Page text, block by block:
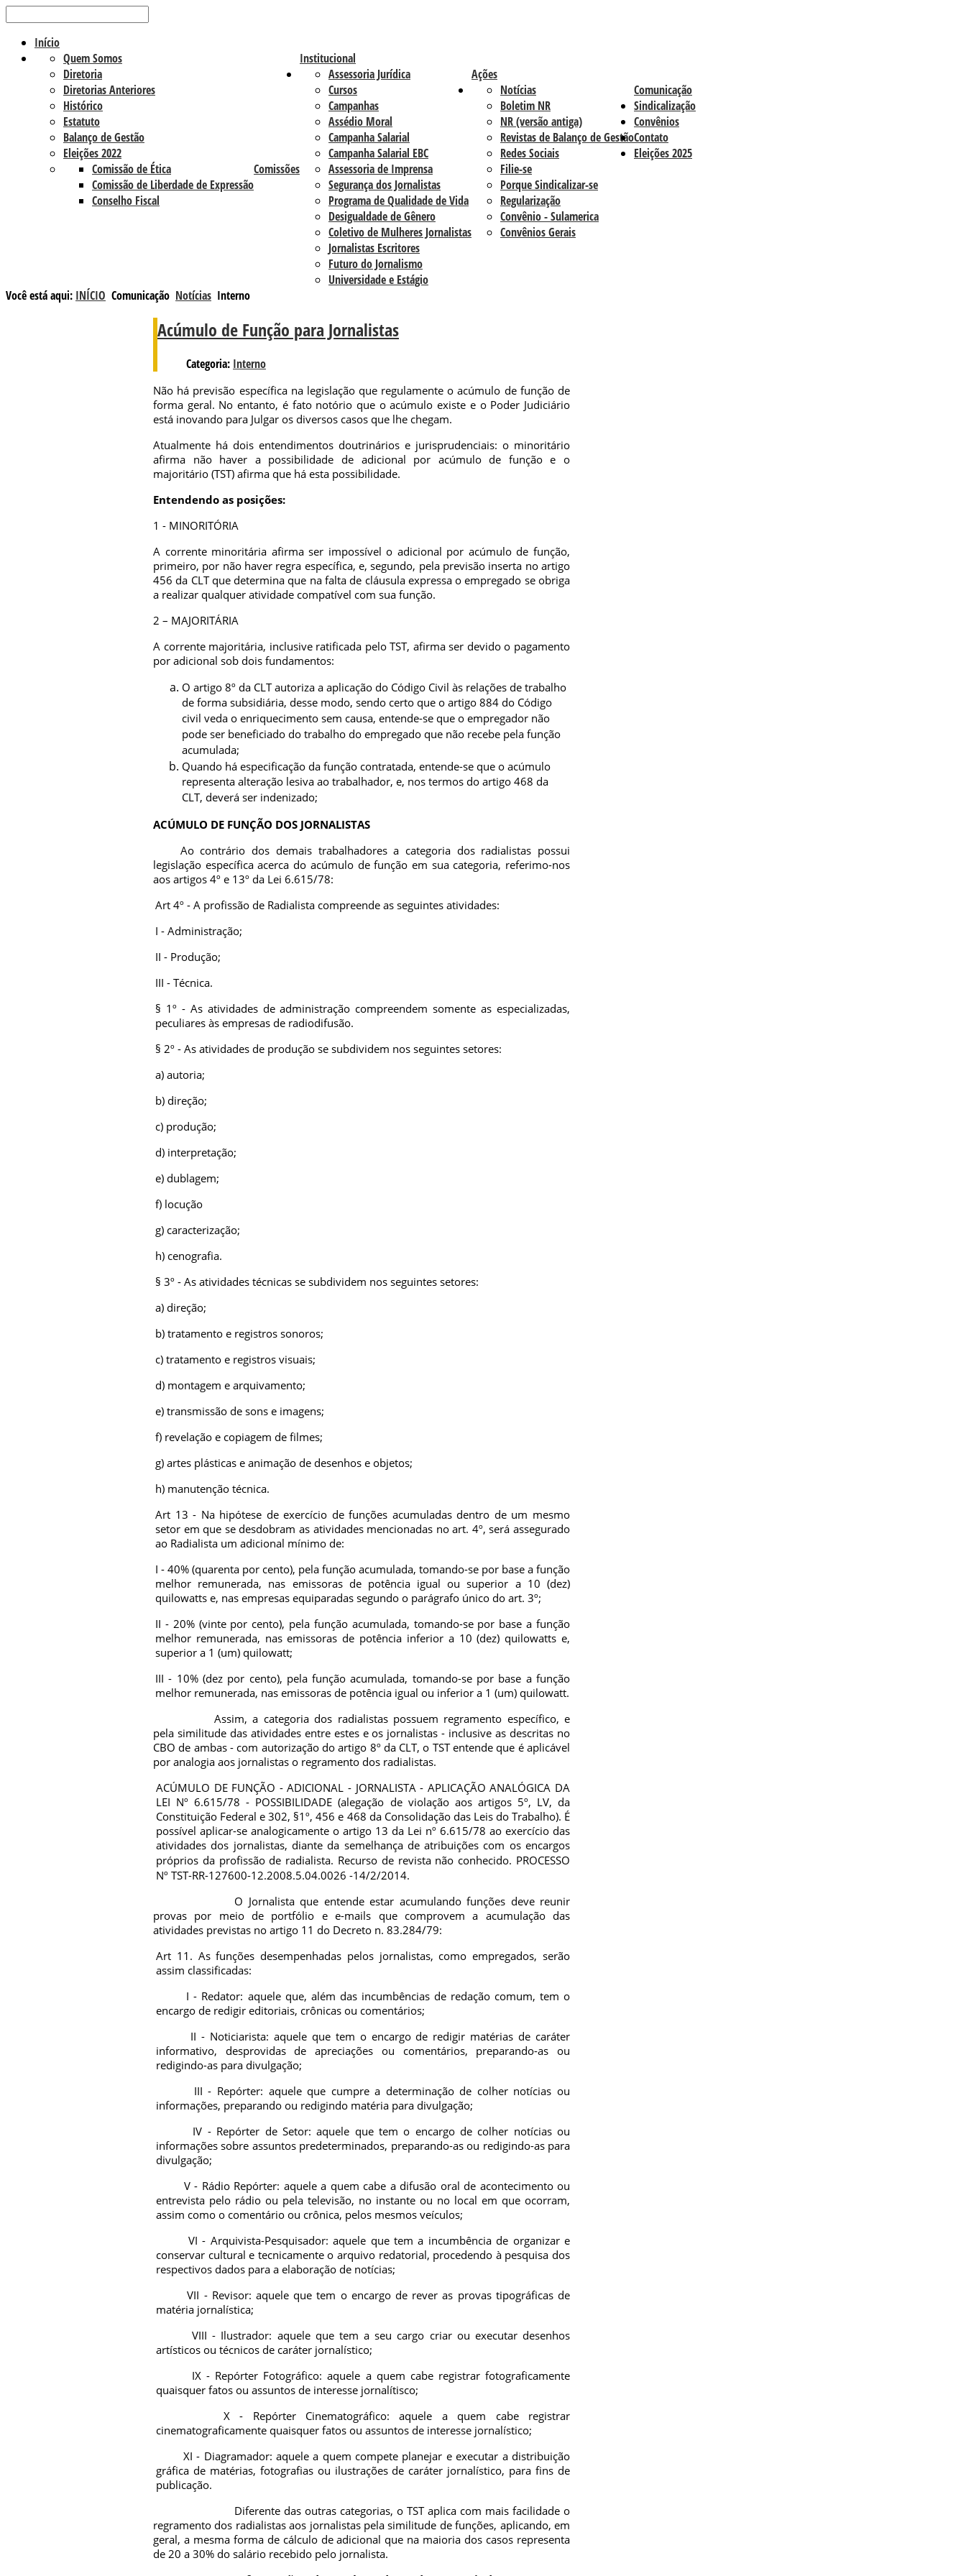
Início
Institucional
Quem Somos
Diretoria
Diretorias Anteriores
Histórico
Estatuto
Balanço de Gestão
Eleições 2022
Comissões
Comissão de Ética
Comissão de Liberdade de Expressão
Conselho Fiscal
Ações
Assessoria Jurídica
Cursos
Campanhas
Assédio Moral
Campanha Salarial
Campanha Salarial EBC
Assessoria de Imprensa
Segurança dos Jornalistas
Programa de Qualidade de Vida
Desigualdade de Gênero
Coletivo de Mulheres Jornalistas
Jornalistas Escritores
Futuro do Jornalismo
Universidade e Estágio
Comunicação
Notícias
Boletim NR
NR (versão antiga)
Revistas de Balanço de Gestão
Redes Sociais
Sindicalização
Filie-se
Porque Sindicalizar-se
Regularização
Convênios
Convênio - Sulamerica
Convênios Gerais
Contato
Eleições 2025
Você está aqui: INÍCIO Comunicação Notícias Interno
Acúmulo de Função para Jornalistas
Categoria: Interno
Não há previsão específica na legislação que regulamente o acúmulo de função de
forma geral. No entanto, é fato notório que o acúmulo existe e o Poder Judiciário
está inovando para Julgar os diversos casos que lhe chegam.
Atualmente há dois entendimentos doutrinários e jurisprudenciais: o minoritário
afirma não haver a possibilidade de adicional por acúmulo de função e o
majoritário (TST) afirma que há esta possibilidade.
Entendendo as posições:
1 - MINORITÓRIA
A corrente minoritária afirma ser impossível o adicional por acúmulo de função,
primeiro, por não haver regra específica, e, segundo, pela previsão inserta no artigo
456 da CLT que determina que na falta de cláusula expressa o empregado se obriga
a realizar qualquer atividade compatível com sua função.
2 – MAJORITÁRIA
A corrente majoritária, inclusive ratificada pelo TST, afirma ser devido o pagamento
por adicional sob dois fundamentos:
O artigo 8º da CLT autoriza a aplicação do Código Civil às relações de trabalho
de forma subsidiária, desse modo, sendo certo que o artigo 884 do Código
civil veda o enriquecimento sem causa, entende-se que o empregador não
pode ser beneficiado do trabalho do empregado que não recebe pela função
acumulada;
Quando há especificação da função contratada, entende-se que o acúmulo
representa alteração lesiva ao trabalhador, e, nos termos do artigo 468 da
CLT, deverá ser indenizado;
ACÚMULO DE FUNÇÃO DOS JORNALISTAS
Ao contrário dos demais trabalhadores a categoria dos radialistas possui
legislação específica acerca do acúmulo de função em sua categoria, referimo-nos
aos artigos 4º e 13º da Lei 6.615/78:
Art 4º - A profissão de Radialista compreende as seguintes atividades:
I - Administração;
II - Produção;
III - Técnica.
§ 1º - As atividades de administração compreendem somente as especializadas,
peculiares às empresas de radiodifusão.
§ 2º - As atividades de produção se subdividem nos seguintes setores:
a) autoria;
b) direção;
c) produção;
d) interpretação;
e) dublagem;
f) locução
g) caracterização;
h) cenografia.
§ 3º - As atividades técnicas se subdividem nos seguintes setores:
a) direção;
b) tratamento e registros sonoros;
c) tratamento e registros visuais;
d) montagem e arquivamento;
e) transmissão de sons e imagens;
f) revelação e copiagem de filmes;
g) artes plásticas e animação de desenhos e objetos;
h) manutenção técnica.
Art 13 - Na hipótese de exercício de funções acumuladas dentro de um mesmo
setor em que se desdobram as atividades mencionadas no art. 4º, será assegurado
ao Radialista um adicional mínimo de:
I - 40% (quarenta por cento), pela função acumulada, tomando-se por base a função
melhor remunerada, nas emissoras de potência igual ou superior a 10 (dez)
quilowatts e, nas empresas equiparadas segundo o parágrafo único do art. 3º;
II - 20% (vinte por cento), pela função acumulada, tomando-se por base a função
melhor remunerada, nas emissoras de potência inferior a 10 (dez) quilowatts e,
superior a 1 (um) quilowatt;
III - 10% (dez por cento), pela função acumulada, tomando-se por base a função
melhor remunerada, nas emissoras de potência igual ou inferior a 1 (um) quilowatt.
Assim, a categoria dos radialistas possuem regramento específico, e
pela similitude das atividades entre estes e os jornalistas - inclusive as descritas no
CBO de ambas - com autorização do artigo 8º da CLT, o TST entende que é aplicável
por analogia aos jornalistas o regramento dos radialistas.
ACÚMULO DE FUNÇÃO - ADICIONAL - JORNALISTA - APLICAÇÃO ANALÓGICA DA
LEI Nº 6.615/78 - POSSIBILIDADE (alegação de violação aos artigos 5º, LV, da
Constituição Federal e 302, §1º, 456 e 468 da Consolidação das Leis do Trabalho). É
possível aplicar-se analogicamente o artigo 13 da Lei nº 6.615/78 ao exercício das
atividades dos jornalistas, diante da semelhança de atribuições com os encargos
próprios da profissão de radialista. Recurso de revista não conhecido. PROCESSO
Nº TST-RR-127600-12.2008.5.04.0026 -14/2/2014.
O Jornalista que entende estar acumulando funções deve reunir
provas por meio de portfólio e e-mails que comprovem a acumulação das
atividades previstas no artigo 11 do Decreto n. 83.284/79:
Art 11. As funções desempenhadas pelos jornalistas, como empregados, serão
assim classificadas:
I - Redator: aquele que, além das incumbências de redação comum, tem o
encargo de redigir editoriais, crônicas ou comentários;
II - Noticiarista: aquele que tem o encargo de redigir matérias de caráter
informativo, desprovidas de apreciações ou comentários, preparando-as ou
redigindo-as para divulgação;
III - Repórter: aquele que cumpre a determinação de colher notícias ou
informações, preparando ou redigindo matéria para divulgação;
IV - Repórter de Setor: aquele que tem o encargo de colher notícias ou
informações sobre assuntos predeterminados, preparando-as ou redigindo-as para
divulgação;
V - Rádio Repórter: aquele a quem cabe a difusão oral de acontecimento ou
entrevista pelo rádio ou pela televisão, no instante ou no local em que ocorram,
assim como o comentário ou crônica, pelos mesmos veículos;
VI - Arquivista-Pesquisador: aquele que tem a incumbência de organizar e
conservar cultural e tecnicamente o arquivo redatorial, procedendo à pesquisa dos
respectivos dados para a elaboração de notícias;
VII - Revisor: aquele que tem o encargo de rever as provas tipográficas de
matéria jornalística;
VIII - Ilustrador: aquele que tem a seu cargo criar ou executar desenhos
artísticos ou técnicos de caráter jornalístico;
IX - Repórter Fotográfico: aquele a quem cabe registrar fotograficamente
quaisquer fatos ou assuntos de interesse jornalítisco;
X - Repórter Cinematográfico: aquele a quem cabe registrar
cinematograficamente quaisquer fatos ou assuntos de interesse jornalístico;
XI - Diagramador: aquele a quem compete planejar e executar a distribuição
gráfica de matérias, fotografias ou ilustrações de caráter jornalístico, para fins de
publicação.
Diferente das outras categorias, o TST aplica com mais facilidade o
regramento dos radialistas aos jornalistas pela similitude de funções, aplicando, em
geral, a mesma forma de cálculo de adicional que na maioria dos casos representa
de 20 a 30% do salário recebido pelo jornalista.